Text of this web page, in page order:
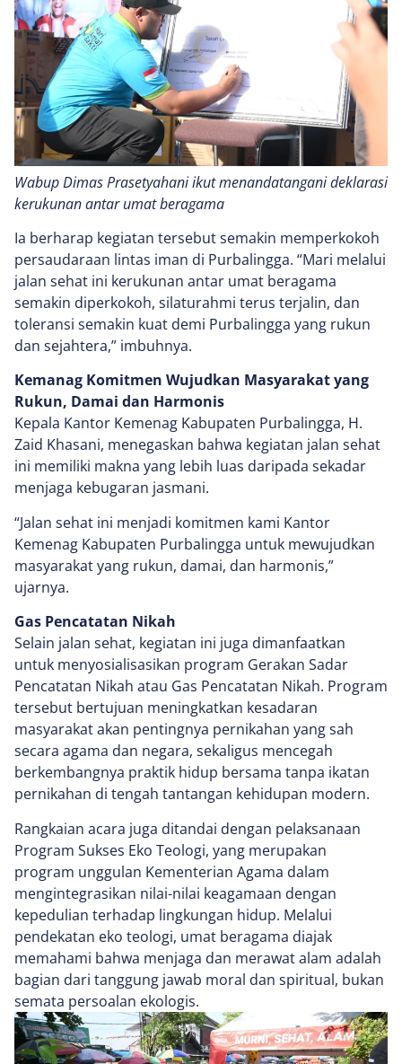
Wabup Dimas Prasetyahani ikut menandatangani deklarasi
kerukunan antar umat beragama
Ia berharap kegiatan tersebut semakin memperkokoh
persaudaraan lintas iman di Purbalingga. “Mari melalui
jalan sehat ini kerukunan antar umat beragama
semakin diperkokoh, silaturahmi terus terjalin, dan
toleransi semakin kuat demi Purbalingga yang rukun
dan sejahtera,” imbuhnya.
Kemanag Komitmen Wujudkan Masyarakat yang
Rukun, Damai dan Harmonis
Kepala Kantor Kemenag Kabupaten Purbalingga, H.
Zaid Khasani, menegaskan bahwa kegiatan jalan sehat
ini memiliki makna yang lebih luas daripada sekadar
menjaga kebugaran jasmani.
“Jalan sehat ini menjadi komitmen kami Kantor
Kemenag Kabupaten Purbalingga untuk mewujudkan
masyarakat yang rukun, damai, dan harmonis,”
ujarnya.
Gas Pencatatan Nikah
Selain jalan sehat, kegiatan ini juga dimanfaatkan
untuk menyosialisasikan program Gerakan Sadar
Pencatatan Nikah atau Gas Pencatatan Nikah. Program
tersebut bertujuan meningkatkan kesadaran
masyarakat akan pentingnya pernikahan yang sah
secara agama dan negara, sekaligus mencegah
berkembangnya praktik hidup bersama tanpa ikatan
pernikahan di tengah tantangan kehidupan modern.
Rangkaian acara juga ditandai dengan pelaksanaan
Program Sukses Eko Teologi, yang merupakan
program unggulan Kementerian Agama dalam
mengintegrasikan nilai-nilai keagamaan dengan
kepedulian terhadap lingkungan hidup. Melalui
pendekatan eko teologi, umat beragama diajak
memahami bahwa menjaga dan merawat alam adalah
bagian dari tanggung jawab moral dan spiritual, bukan
semata persoalan ekologis.